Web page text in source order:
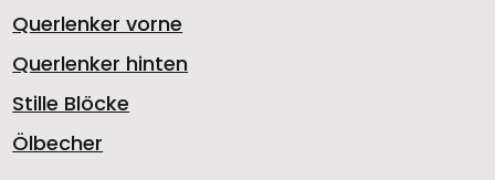
Querlenker vorne
Querlenker hinten
Stille Blöcke
Ölbecher